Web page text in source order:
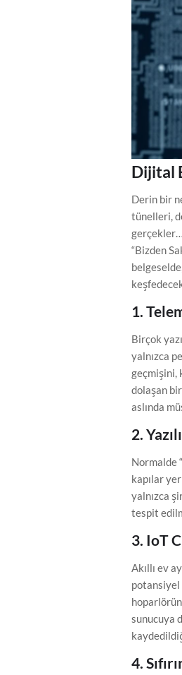
Dijital
Derin bir
tünelleri,
gerçekler…
“Bizden
1.
Birçok
yalnızca
geçmişini,
dolaşan
aslında
2.
Normalde
kapılar
yalnızca
tespit
3. IoT
Akıllı ev
potansiyel
sunucuya
4.